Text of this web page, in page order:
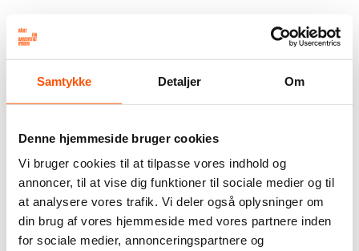
Samtykke Detaljer Om
Denne hjemmeside bruger cookies
Vi bruger cookies til at tilpasse vores indhold og
annoncer, til at vise dig funktioner til sociale medier og til
at analysere vores trafik. Vi deler også oplysninger om
din brug af vores hjemmeside med vores partnere inden
for sociale medier, annonceringspartnere og